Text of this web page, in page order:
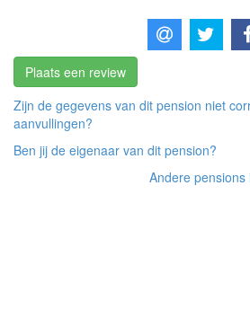
Plaats een review
Zijn de gegevens van dit pension niet
aanvullingen?
Ben jij de eigenaar van dit pension?
Andere